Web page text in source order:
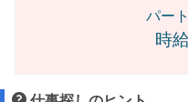
パー
時